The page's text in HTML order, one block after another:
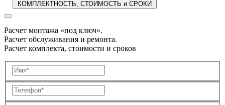
Расчет монтажа «под ключ».
Расчет обслуживания и ремонта.
Расчет комплекта, стоимости и сроков